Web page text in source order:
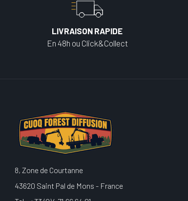
LIVRAISON RAPIDE
En 48h ou Click&Collect
8, Zone de Courtanne
43620 Saint Pal de Mons - France